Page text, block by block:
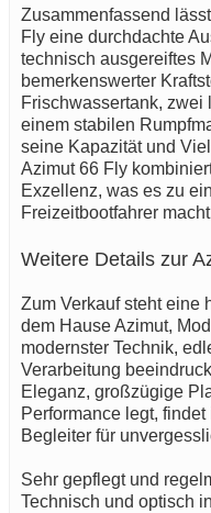
Zusammenfassend
Fly eine durchdachte
technisch ausgereiftes
bemerkenswerter
Frischwassertank, zwei
einem stabilen
seine Kapazität und
Azimut 66 Fly
Exzellenz, was es zu
Freizeitbootfahrer
Weitere Details zur
Zum Verkauf steht eine
dem Hause Azimut,
modernster Technik,
Verarbeitung
Eleganz, großzügige
Performance legt,
Begleiter für
Sehr gepflegt und
Technisch und optisch